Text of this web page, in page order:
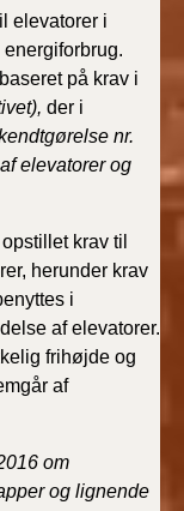
elevatorer i
på krav i
der i
nr.
elevatorer og
krav til
herunder krav
i
af elevatorer.
frihøjde og
af
om
og lignende